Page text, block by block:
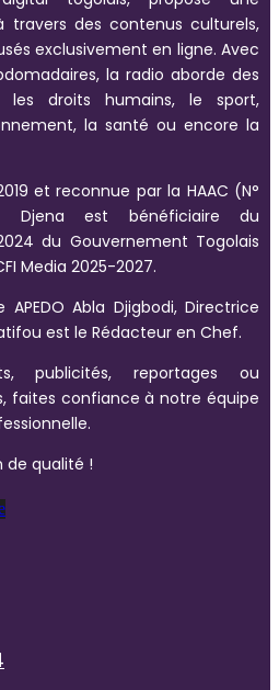
des contenus culturels,
exclusivement en ligne. Avec
la radio aborde des
droits humains, le sport,
la santé ou encore la
et reconnue par la HAAC (N°
Djena est bénéficiaire du
du Gouvernement Togolais
Media 2025-2027.
Abla Djigbodi, Directrice
est le Rédacteur en Chef.
publicités, reportages ou
faites confiance à notre équipe
de qualité !